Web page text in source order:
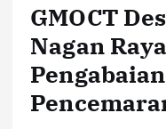
GMOCT
Nagan